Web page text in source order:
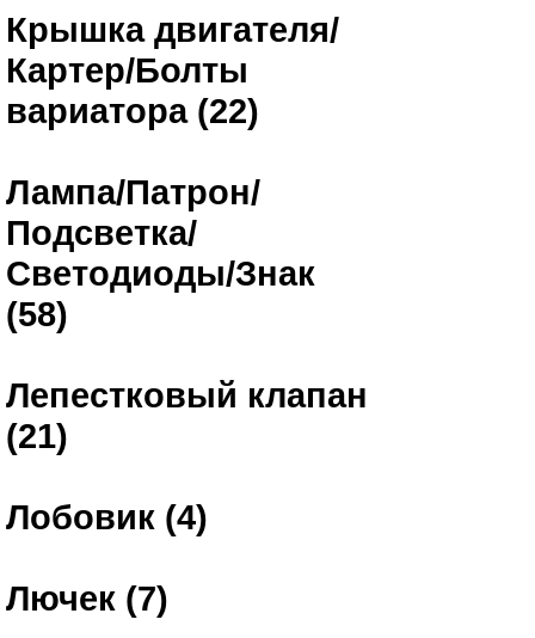
Крышка двигателя/
Картер/Болты
вариатора (22)
Лампа/Патрон/
Подсветка/
Светодиоды/Знак
(58)
Лепестковый клапан
(21)
Лобовик (4)
Лючек (7)